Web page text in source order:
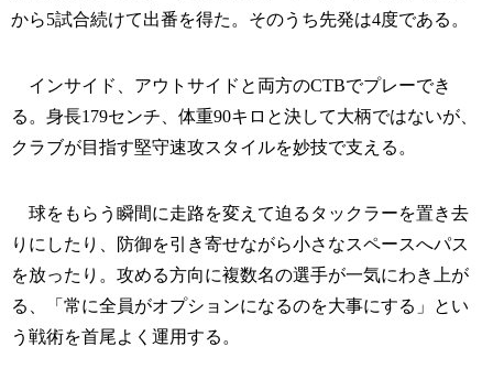
から5試合続けて出番を得た。そのうち先発は4度である。
インサイド、アウトサイドと両方のCTBでプレーでき
る。身長179センチ、体重90キロと決して大柄ではないが、
クラブが目指す堅守速攻スタイルを妙技で支える。
球をもらう瞬間に走路を変えて迫るタックラーを置き去
りにしたり、防御を引き寄せながら小さなスペースへパス
を放ったり。攻める方向に複数名の選手が一気にわき上が
る、「常に全員がオプションになるのを大事にする」とい
う戦術を首尾よく運用する。